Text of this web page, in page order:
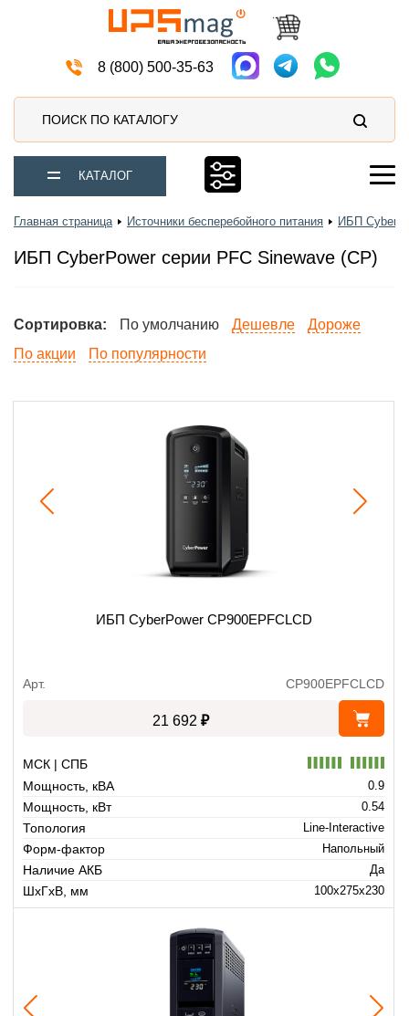
8 (800) 500-35-63
ПОИСК ПО КАТАЛОГУ
КАТАЛОГ
Главная страница Источники бесперебойного питания ИБП
ИБП CyberPower серии PFC Sinewave (CP)
Сортировка: По умолчанию Дешевле
Дороже
По акции
По популярности
ИБП CyberPower CP900EPFCLCD
Арт. CP900EPFCLCD
21 692 ₽
МСК | СПБ
Мощность, кВА
0.9
Мощность, кВт 0.54
Топология Line-Interactive
Форм-фактор Напольный
Наличие АКБ Да
ШхГхВ, мм 100x275x230
Источники бесперебойного питания